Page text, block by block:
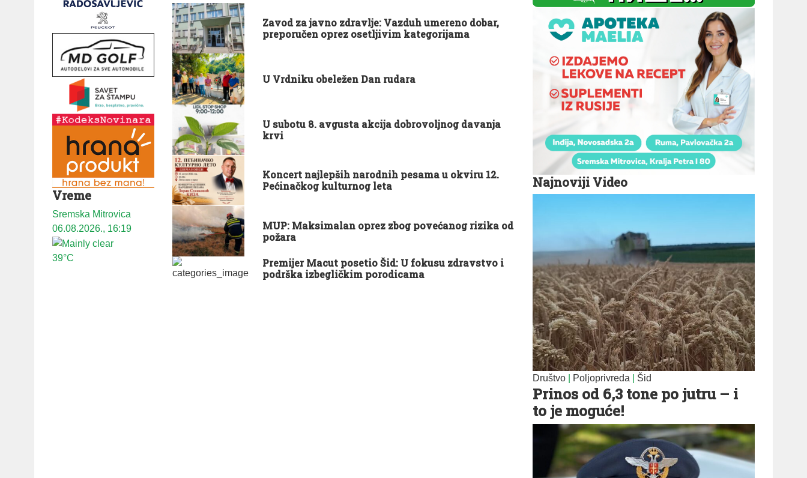
Vreme
Sremska Mitrovica
06.08.2026., 16:19
39°C
Zavod za javno zdravlje: Vazduh umereno dobar,
preporučen oprez osetljivim kategorijama
U Vrdniku obeležen Dan rudara
U subotu 8. avgusta akcija dobrovoljnog davanja
krvi
Koncert najlepših narodnih pesama u okviru 12.
Pećinačkog kulturnog leta
MUP: Maksimalan oprez zbog povećanog rizika od
požara
Premijer Macut posetio Šid: U fokusu zdravstvo i
podrška izbegličkim porodicama
Najnoviji Video
Društvo Poljoprivreda Šid
Prinos od 6,3 tone po jutru – i
to je moguće!